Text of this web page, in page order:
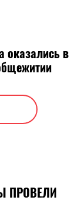
оказались в
ПРОВЕЛИ